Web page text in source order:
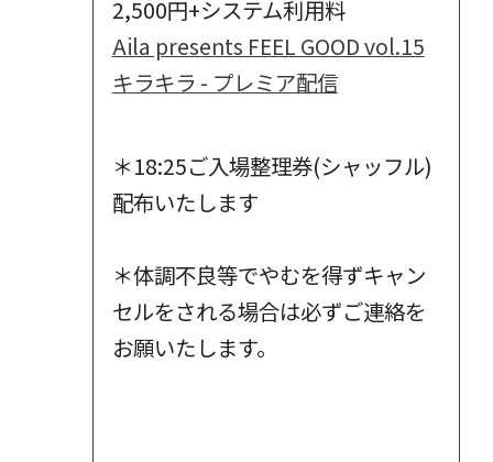
2,500円+システム利用料
Aila presents FEEL GOOD vol.15
キラキラ - プレミア配信
＊18:25ご入場整理券(シャッフル)
配布いたします
＊体調不良等でやむを得ずキャン
セルをされる場合は必ずご連絡を
お願いたします。